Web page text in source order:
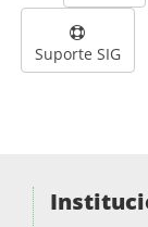
Suporte SIG